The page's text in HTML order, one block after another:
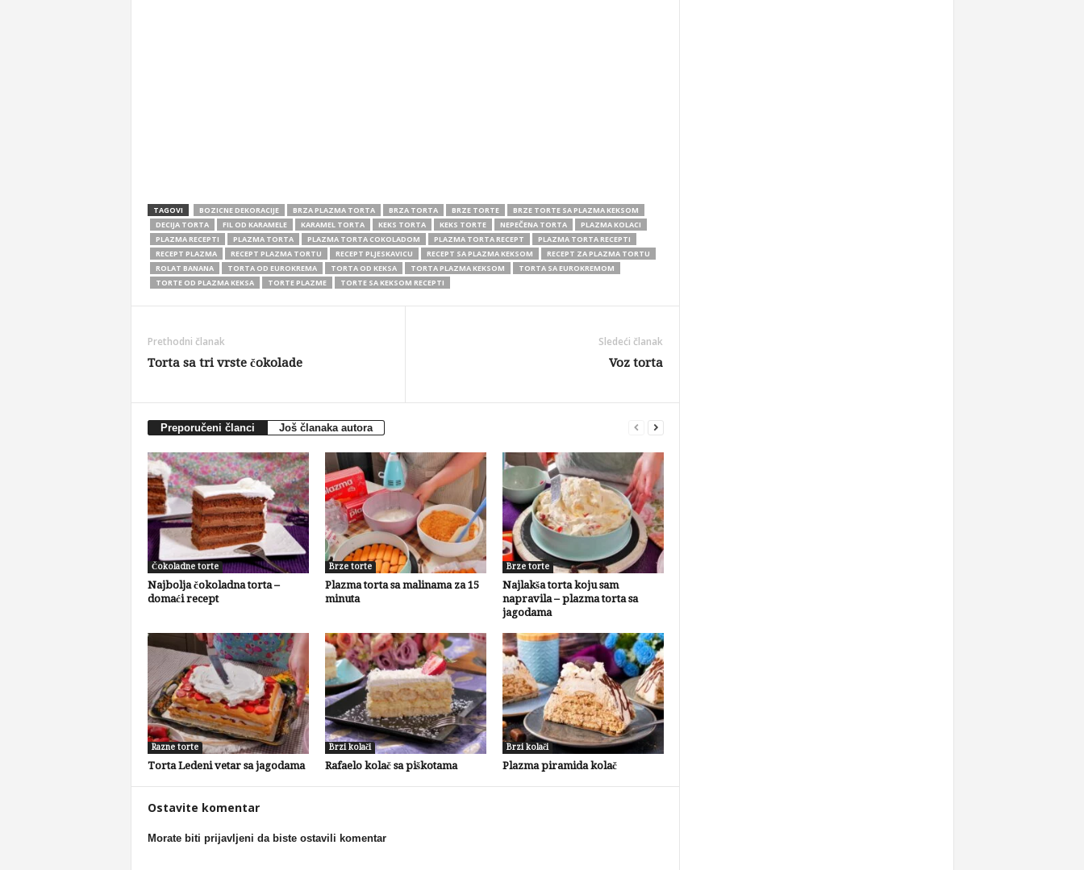
TAGOVI BOZICNE DEKORACIJE BRZA PLAZMA TORTA BRZA TORTA BRZE TORTE
BRZE TORTE SA PLAZMA KEKSOM
DECIJA TORTA
FIL OD KARAMELE KARAMEL TORTA KEKS TORTA KEKS TORTE NEPEČENA TORTA
PLAZMA KOLACI
PLAZMA RECEPTI
PLAZMA TORTA PLAZMA TORTA COKOLADOM PLAZMA TORTA RECEPT
PLAZMA TORTA RECEPTI
RECEPT PLAZMA
RECEPT PLAZMA TORTU RECEPT PLJESKAVICU RECEPT SA PLAZMA KEKSOM
RECEPT ZA PLAZMA TORTU
ROLAT BANANA
TORTA OD EUROKREMA TORTA OD KEKSA TORTA PLAZMA KEKSOM
TORTA SA EUROKREMOM
TORTE OD PLAZMA KEKSA
TORTE PLAZME TORTE SA KEKSOM RECEPTI
Prethodni članak
Torta sa tri vrste čokolade
Sledeći članak
Voz torta
Preporučeni članci Još članaka autora
Čokoladne torte
Najbolja čokoladna torta –
domaći recept
Brze torte
Plazma torta sa malinama za 15
minuta
Brze torte
Najlakša torta koju sam
napravila – plazma torta sa
jagodama
Razne torte
Torta Ledeni vetar sa jagodama
Brzi kolači
Rafaelo kolač sa piškotama
Brzi kolači
Plazma piramida kolač
Ostavite komentar
Morate biti prijavljeni da biste ostavili komentar